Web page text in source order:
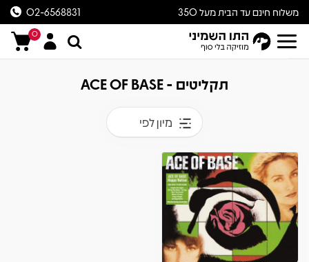
משלוח חינם עד הבית מעל 350
ש״ח
02-6568831
0
תקליטים - ACE OF BASE
מיון לפי